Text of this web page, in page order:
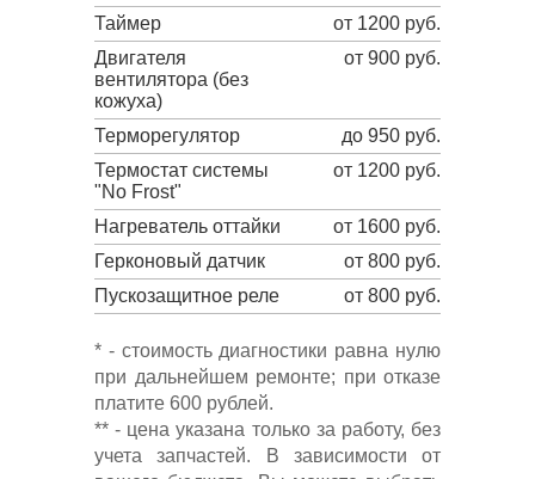
Таймер
от 1200 руб.
Двигателя
вентилятора (без
кожуха)
от 900 руб.
Терморегулятор
до 950 руб.
Термостат системы
"No Frost"
от 1200 руб.
Нагреватель оттайки
от 1600 руб.
Герконовый датчик
от 800 руб.
Пускозащитное реле
от 800 руб.
* - стоимость диагностики равна нулю
при дальнейшем ремонте; при отказе
платите 600 рублей.
** - цена указана только за работу, без
учета запчастей. В зависимости от